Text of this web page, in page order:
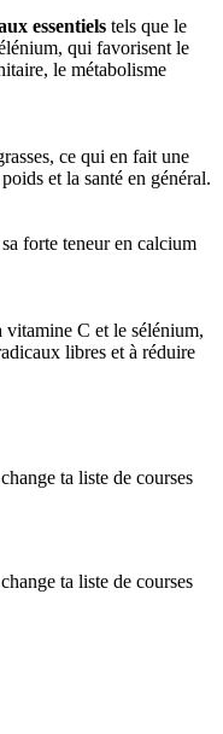
essentiels tels que le
qui favorisent le
le métabolisme
ce qui en fait une
et la santé en général.
sa forte teneur en calcium
vitamine C et le sélénium,
libres et à réduire
ta liste de courses
ta liste de courses